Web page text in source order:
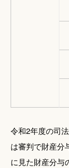
令和2年度の司
は審判で財産分
に見た財産分与